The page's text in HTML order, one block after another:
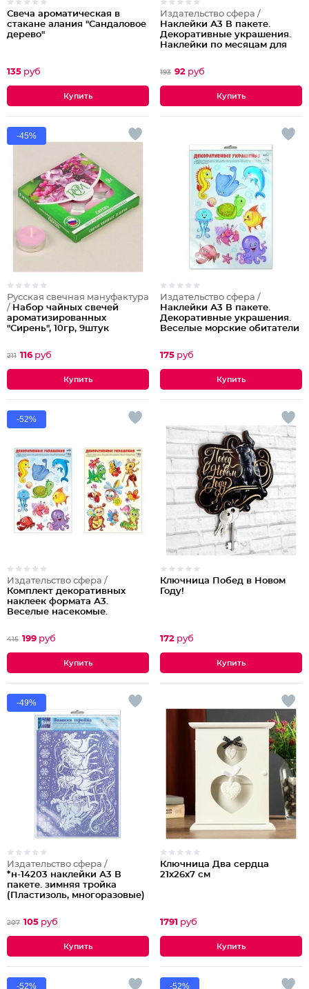
Свеча ароматическая в
стакане алания "Сандаловое
дерево"
135 руб
Издательство сфера /
Наклейки А3 В пакете.
Декоративные украшения.
Наклейки по месяцам для
индивидуальной упаковке с
европодвесом и клеевым
клапаном)
193 92 руб
-45%
Русская свечная мануфактура
/ Набор чайных свечей
ароматизированных
"Сирень", 10гр, 9штук
211 116 руб
Издательство сфера /
Наклейки А3 В пакете.
Декоративные украшения.
Веселые морские обитатели
европодвесом и клеевым
клапаном)
175 руб
-52%
Издательство сфера /
Комплект декоративных
наклеек формата А3.
Веселые насекомые.
415 199 руб
Ключница Побед в Новом
Году!
172 руб
-49%
Издательство сфера /
*н-14203 наклейки А3 В
пакете. зимняя тройка
(Пластизоль, многоразовые)
207 105 руб
Ключница Два сердца
21х26х7 см
1791 руб
-52% -52%